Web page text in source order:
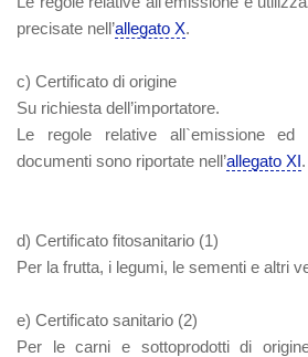
precisate nell’allegato X.
c) Certificato di origine
Su richiesta dell’importatore.
Le regole relative all`emissione ed
documenti sono riportate nell’allegato XI.
d) Certificato fitosanitario (1)
Per la frutta, i legumi, le sementi e altri
e) Certificato sanitario (2)
Per le carni e sottoprodotti di